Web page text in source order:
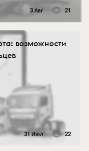
3 Авг 21
возможности
31 Июл 22